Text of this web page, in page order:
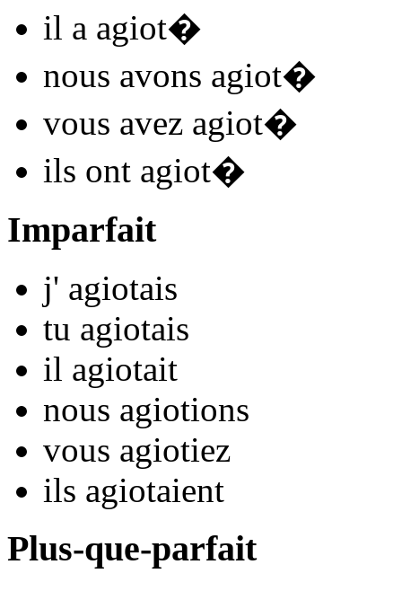
il a agiot�
nous avons agiot�
vous avez agiot�
ils ont agiot�
Imparfait
j' agiotais
tu agiotais
il agiotait
nous agiotions
vous agiotiez
ils agiotaient
Plus-que-parfait